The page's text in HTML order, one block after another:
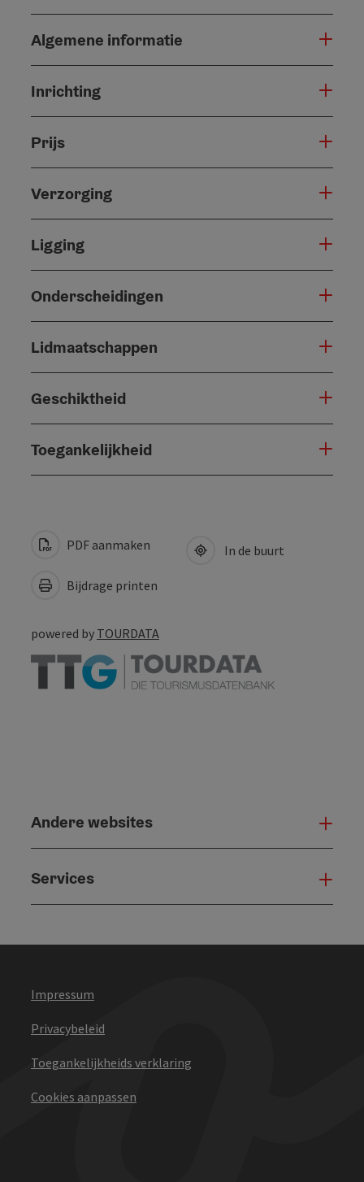
Algemene informatie
Inrichting
Prijs
Verzorging
Ligging
Onderscheidingen
Lidmaatschappen
Geschiktheid
Toegankelijkheid
PDF aanmaken
Bijdrage printen
In de buurt
powered by TOURDATA
Andere websites
Services
Impressum
Privacybeleid
Toegankelijkheids verklaring
Cookies aanpassen